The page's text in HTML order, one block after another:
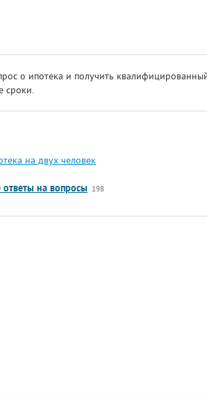
о ипотека и получить
сроки.
на двух человек
ответы на вопросы 198